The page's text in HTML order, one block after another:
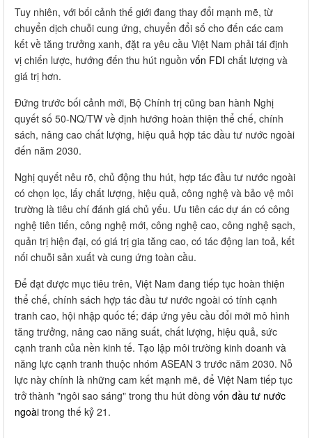
Tuy nhiên, với bối cảnh thế giới đang thay đổi mạnh mẽ, từ
chuyển dịch chuỗi cung ứng, chuyển đổi số cho đến các cam
kết về tăng trưởng xanh, đặt ra yêu cầu Việt Nam phải tái định
vị chiến lược, hướng đến thu hút nguồn vốn FDI chất lượng và
giá trị hơn.
Đứng trước bối cảnh mới, Bộ Chính trị cũng ban hành Nghị
quyết số 50-NQ/TW về định hướng hoàn thiện thể chế, chính
sách, nâng cao chất lượng, hiệu quả hợp tác đầu tư nước ngoài
đến năm 2030.
Nghị quyết nêu rõ, chủ động thu hút, hợp tác đầu tư nước ngoài
có chọn lọc, lấy chất lượng, hiệu quả, công nghệ và bảo vệ môi
trường là tiêu chí đánh giá chủ yếu. Ưu tiên các dự án có công
nghệ tiên tiến, công nghệ mới, công nghệ cao, công nghệ sạch,
quản trị hiện đại, có giá trị gia tăng cao, có tác động lan toả, kết
nối chuỗi sản xuất và cung ứng toàn cầu.
Để đạt được mục tiêu trên, Việt Nam đang tiếp tục hoàn thiện
thể chế, chính sách hợp tác đầu tư nước ngoài có tính cạnh
tranh cao, hội nhập quốc tế; đáp ứng yêu cầu đổi mới mô hình
tăng trưởng, nâng cao năng suất, chất lượng, hiệu quả, sức
cạnh tranh của nền kinh tế. Tạo lập môi trường kinh doanh và
năng lực cạnh tranh thuộc nhóm ASEAN 3 trước năm 2030. Nỗ
lực này chính là những cam kết mạnh mẽ, để Việt Nam tiếp tục
trở thành "ngôi sao sáng" trong thu hút dòng vốn đầu tư nước
ngoài trong thế kỷ 21.